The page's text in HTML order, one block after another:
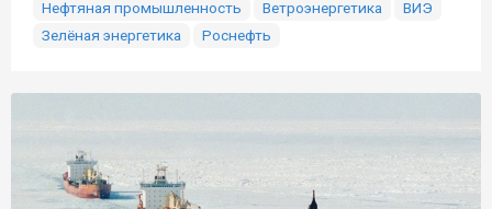
Нефтяная промышленность
Ветроэнергетика
ВИЭ
Зелёная энергетика
Роснефть